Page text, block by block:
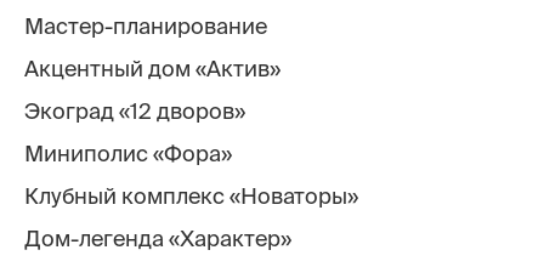
Мастер-планирование
Акцентный дом «Актив»
Экоград «12 дворов»
Миниполис «Фора»
Клубный комплекс «Новаторы»
Дом-легенда «Характер»